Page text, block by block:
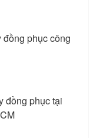
đồng phục công
đồng phục tại